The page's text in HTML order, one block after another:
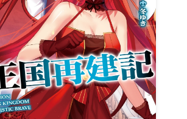
オーバーラップノベルスf
ロサージュノベルス